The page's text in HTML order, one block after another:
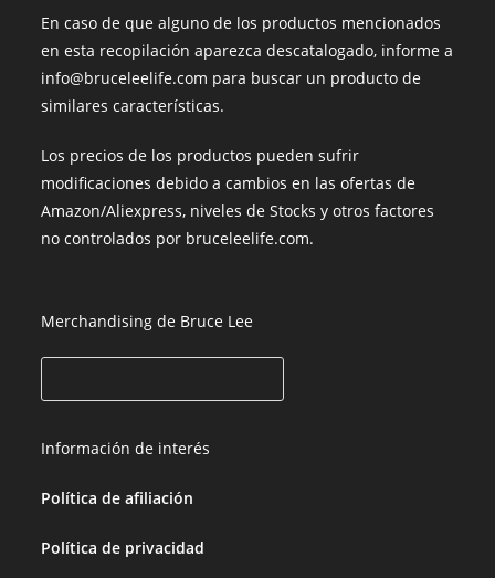
En caso de que alguno de los productos mencionados
en esta recopilación aparezca descatalogado, informe a
info@bruceleelife.com para buscar un producto de
similares características.
Los precios de los productos pueden sufrir
modificaciones debido a cambios en las ofertas de
Amazon/Aliexpress, niveles de Stocks y otros factores
no controlados por bruceleelife.com.
Merchandising de Bruce Lee
Información de interés
Política de afiliación
Política de privacidad